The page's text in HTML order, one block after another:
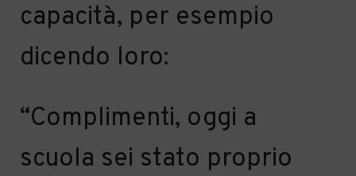
capacità, per esempio
dicendo loro:
“Complimenti, oggi a
scuola sei stato proprio